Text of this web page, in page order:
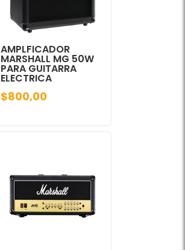
AMPLFICADOR
MARSHALL MG 50W
PARA GUITARRA
ELECTRICA
$800,00